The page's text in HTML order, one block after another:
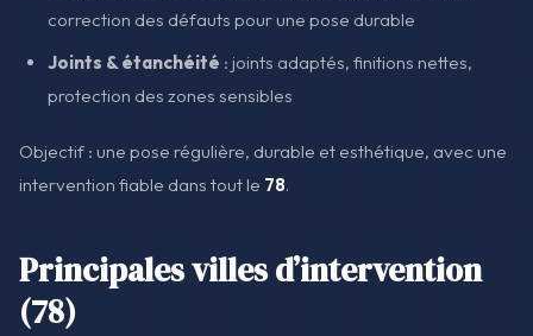
correction des défauts pour une pose durable
Joints & étanchéité : joints adaptés, finitions nettes,
protection des zones sensibles
Objectif : une pose régulière, durable et esthétique, avec une
intervention fiable dans tout le 78.
Principales villes d’intervention
(78)